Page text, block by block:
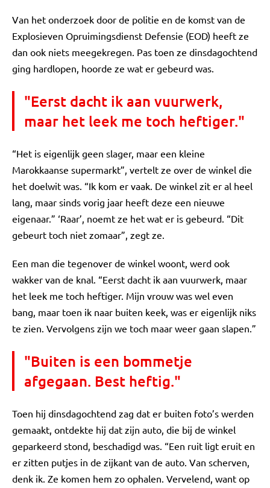
Van het onderzoek door de politie en de komst van de
Explosieven Opruimingsdienst Defensie (EOD) heeft ze
dan ook niets meegekregen. Pas toen ze dinsdagochtend
ging hardlopen, hoorde ze wat er gebeurd was.
"Eerst dacht ik aan vuurwerk,
maar het leek me toch heftiger."
“Het is eigenlijk geen slager, maar een kleine
Marokkaanse supermarkt”, vertelt ze over de winkel die
het doelwit was. “Ik kom er vaak. De winkel zit er al heel
lang, maar sinds vorig jaar heeft deze een nieuwe
eigenaar.” ‘Raar’, noemt ze het wat er is gebeurd. “Dit
gebeurt toch niet zomaar”, zegt ze.
Een man die tegenover de winkel woont, werd ook
wakker van de knal. “Eerst dacht ik aan vuurwerk, maar
het leek me toch heftiger. Mijn vrouw was wel even
bang, maar toen ik naar buiten keek, was er eigenlijk niks
te zien. Vervolgens zijn we toch maar weer gaan slapen.”
"Buiten is een bommetje
afgegaan. Best heftig."
Toen hij dinsdagochtend zag dat er buiten foto’s werden
gemaakt, ontdekte hij dat zijn auto, die bij de winkel
geparkeerd stond, beschadigd was. “Een ruit ligt eruit en
er zitten putjes in de zijkant van de auto. Van scherven,
denk ik. Ze komen hem zo ophalen. Vervelend, want op